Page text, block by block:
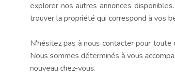
explorer nos autres annonces
trouver la propriété qui correspond à vos
N'hésitez pas à nous contacter pour
Nous sommes déterminés à vous
nouveau chez-vous.